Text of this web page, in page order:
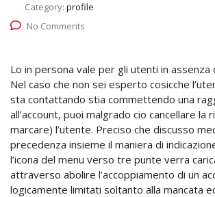
Category: profile
No Comments
Lo in persona vale per gli utenti in assenza
Nel caso che non sei esperto cosicche
sta contattando stia commettendo una
all’account, puoi malgrado cio cancellare la
marcare) l’utente. Preciso che discusso
precedenza insieme il maniera di
l’icona del menu verso tre punte verra
attraverso abolire l’accoppiamento di un
logicamente limitati soltanto alla mancata